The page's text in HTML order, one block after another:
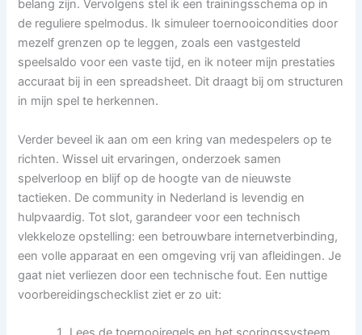
belang zijn. Vervolgens stel ik een trainingsschema op in
de reguliere spelmodus. Ik simuleer toernooicondities door
mezelf grenzen op te leggen, zoals een vastgesteld
speelsaldo voor een vaste tijd, en ik noteer mijn prestaties
accuraat bij in een spreadsheet. Dit draagt bij om structuren
in mijn spel te herkennen.
Verder beveel ik aan om een kring van medespelers op te
richten. Wissel uit ervaringen, onderzoek samen
spelverloop en blijf op de hoogte van de nieuwste
tactieken. De community in Nederland is levendig en
hulpvaardig. Tot slot, garandeer voor een technisch
vlekkeloze opstelling: een betrouwbare internetverbinding,
een volle apparaat en een omgeving vrij van afleidingen. Je
gaat niet verliezen door een technische fout. Een nuttige
voorbereidingschecklist ziet er zo uit: